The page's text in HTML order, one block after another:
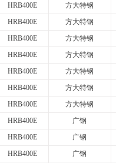
HRB400E
方大特钢
HRB400E
方大特钢
HRB400E
方大特钢
HRB400E
方大特钢
HRB400E
方大特钢
HRB400E
方大特钢
HRB400E
方大特钢
HRB400E
广钢
HRB400E
广钢
HRB400E
广钢